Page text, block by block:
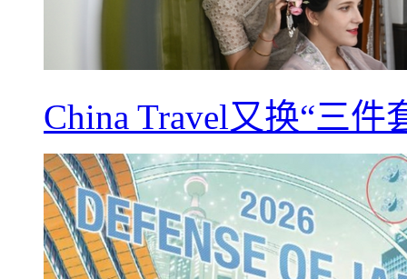
China Travel又换“三